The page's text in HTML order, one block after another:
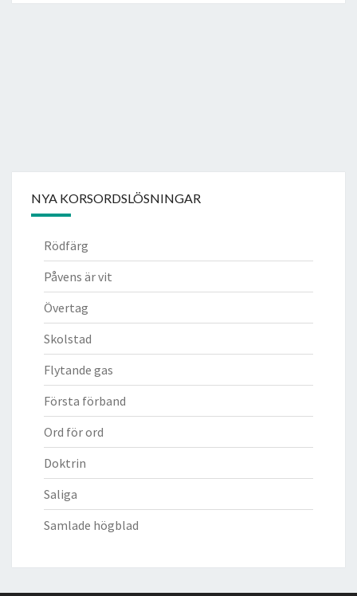
NYA KORSORDSLÖSNINGAR
Rödfärg
Påvens är vit
Övertag
Skolstad
Flytande gas
Första förband
Ord för ord
Doktrin
Saliga
Samlade högblad